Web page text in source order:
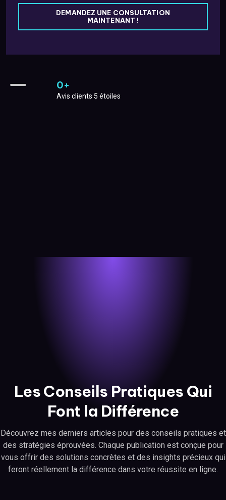
DEMANDEZ UNE CONSULTATION
MAINTENANT !
Avis clients 5 étoiles
0+
Les Conseils Pratiques Qui
Font la Différence
Découvrez mes derniers articles pour des conseils pratiques et
des stratégies éprouvées. Chaque publication est conçue pour
vous offrir des solutions concrètes et des insights précieux qui
feront réellement la différence dans votre réussite en ligne.